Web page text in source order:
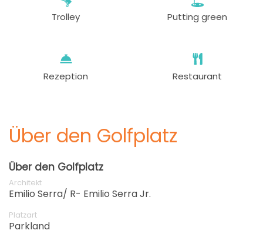
Trolley Putting green
Rezeption Restaurant
Über den Golfplatz
Über den Golfplatz
Architekt
Emilio Serra/ R- Emilio Serra Jr.
Platzart
Parkland